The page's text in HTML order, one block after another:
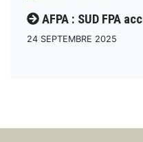
AFPA : SUD FPA
24 SEPTEMBRE 2025